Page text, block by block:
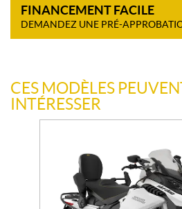
FINANCEMENT FACILE
DEMANDEZ UNE PRÉ-
CES MODÈLES
INTÉRESSER